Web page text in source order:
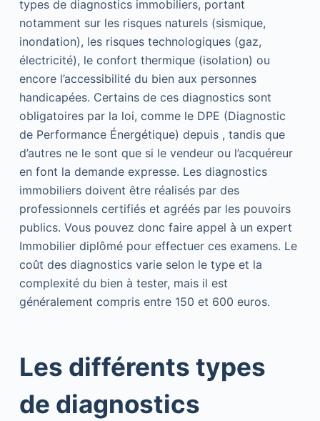
types de diagnostics immobiliers, portant
notamment sur les risques naturels (sismique,
inondation), les risques technologiques (gaz,
électricité), le confort thermique (isolation) ou
encore l’accessibilité du bien aux personnes
handicapées. Certains de ces diagnostics sont
obligatoires par la loi, comme le DPE (Diagnostic
de Performance Énergétique) depuis , tandis que
d’autres ne le sont que si le vendeur ou l’acquéreur
en font la demande expresse. Les diagnostics
immobiliers doivent être réalisés par des
professionnels certifiés et agréés par les pouvoirs
publics. Vous pouvez donc faire appel à un expert
Immobilier diplômé pour effectuer ces examens. Le
coût des diagnostics varie selon le type et la
complexité du bien à tester, mais il est
généralement compris entre 150 et 600 euros.
Les différents types
de diagnostics